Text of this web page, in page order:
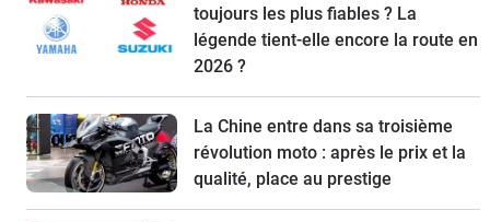
toujours les plus fiables ? La
légende tient-elle encore la route en
2026 ?
La Chine entre dans sa troisième
révolution moto : après le prix et la
qualité, place au prestige